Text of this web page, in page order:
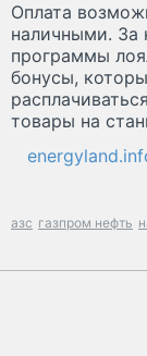
Оплата
наличными. За
программы
бонусы,
товары на
азс газпром нефть